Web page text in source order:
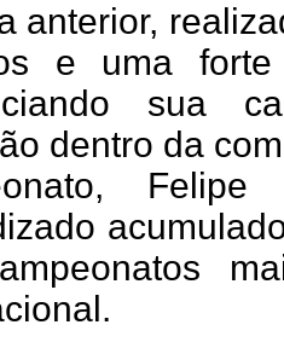
anterior,
e uma
sua
dentro da